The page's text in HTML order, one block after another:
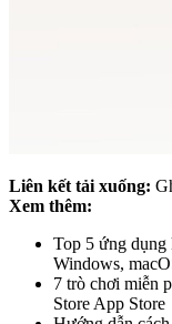
Liên kết tải xuống:
Xem thêm:
Top 5 ứng dụng
Windows,
7 trò chơi miễn
Store App Store